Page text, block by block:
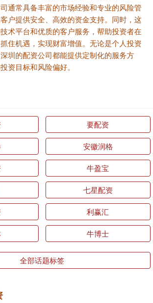
通常具备丰富的市场经验和专业的风险管
户提供安全、高效的资金支持。同时，这
术平台和优质的客户服务，帮助投资者在
住机遇，实现财富增值。无论是个人投资
圳的配资公司都能提供定制化的服务方
资目标和风险偏好。
要配资
安徽润格
牛盈宝
七星配资
利赢汇
牛博士
全部话题标签